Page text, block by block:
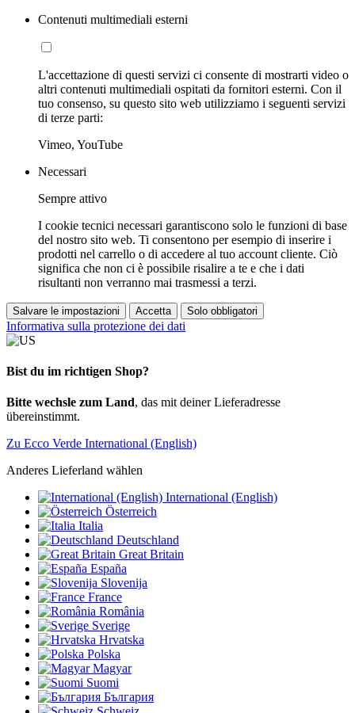
Contenuti multimediali esterni
L'accettazione di questi servizi ci consente di mostrarti video o
altri contenuti multimediali ospitati da fornitori esterni. Con il
tuo consenso, su questo sito web utilizziamo i seguenti servizi
di terze parti:
Vimeo, YouTube
Necessari
Sempre attivo
I cookie tecnici necessari garantiscono solo le funzioni di base
del nostro sito web. Ti consentono per esempio di inserire i
prodotti nel carrello o di accedere al tuo account cliente. Ciò
significa che non ci è possibile risalire a te e che i dati
risultanti non verranno mai trasmessi a terzi.
Salvare le impostazioni Accetta Solo obbligatori
Informativa sulla protezione dei dati
Bist du im richtigen Shop?
Bitte wechsle zum Land, das mit deiner Lieferadresse
übereinstimmt.
Zu Ecco Verde International (English)
Anderes Lieferland wählen
International (English)
Österreich
Italia
Deutschland
Great Britain
España
Slovenija
France
România
Sverige
Hrvatska
Polska
Magyar
Suomi
България